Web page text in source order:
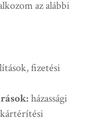
az alábbi
fizetési
házassági